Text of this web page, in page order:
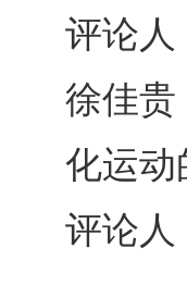
评论人
徐佳
化运动
评论人